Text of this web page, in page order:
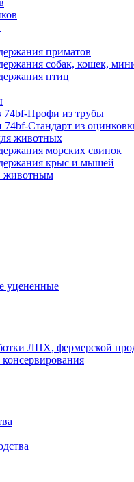
приматов
собак, кошек,
птиц
74bf-Профи из трубы
74bf-Стандарт из
животных
морских свинок
крыс и мышей
животным
уцененные
ЛПХ, фермерской